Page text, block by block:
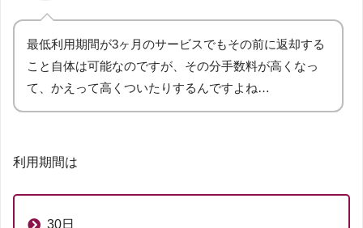
最低利用期間が3ヶ月のサービスでもその前に返却する
こと自体は可能なのですが、その分手数料が高くなっ
て、かえって高くついたりするんですよね…
利用期間は
30日